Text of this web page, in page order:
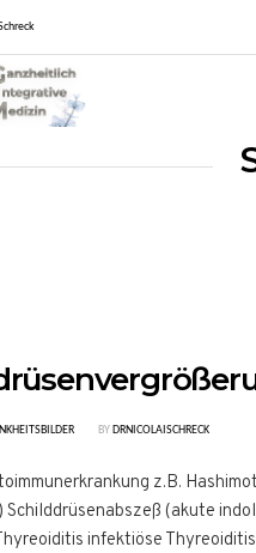
BY DRNICOLAISCHRECK
z.B.
(akute
infektiöse